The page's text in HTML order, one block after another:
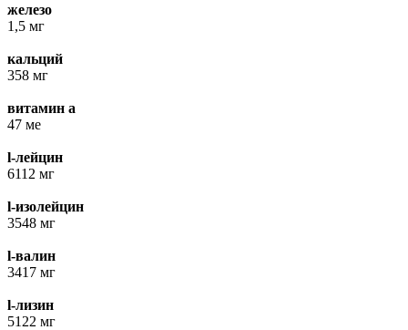
железо
1,5 мг
кальций
358 мг
витамин а
47 ме
l-лейцин
6112 мг
l-изолейцин
3548 мг
l-валин
3417 мг
l-лизин
5122 мг